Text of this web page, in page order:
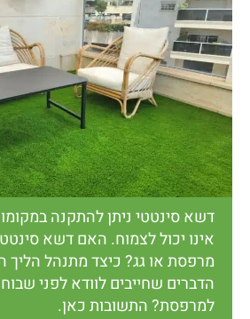
דשא סינטטי ניתן להתקנה
אינו יכול לצמוח. האם דשא
מרפסת או גג? כיצד מתנהל
הדברים שחייבים לוודא לפני
למרפסת? התשובות כאן.